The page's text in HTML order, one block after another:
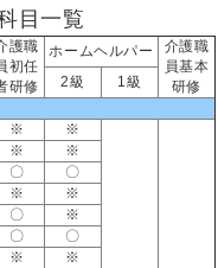
目一覧
護職
初任
研修
ホームヘルパー
介護職
員基本
研修
2級
1級
※ ※
※
※
〇
〇
※
※
〇
※
〇
〇
※
※